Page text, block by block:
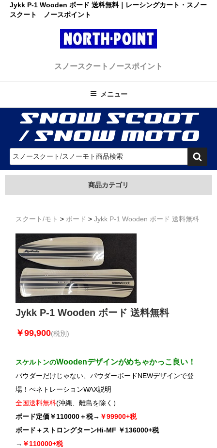
Jykk P-1 Wooden ボード 送料無料｜レーシングカート・スノー
スクート ノースポイント
ト ノースポイント
スノースクート ノースポイント
メニュー
索
商品カテゴリ
スクート/モト > ボード > Jykk P-1 Wooden ボード 送料無料
Jykk P-1 Wooden ボード 送料無料
￥99,900(税別)
スケルトンのWoodenデザインがめちゃかっこ良い！
パウダーだけじゃない、パウダーボードNEWデザインで登
場！ ぺネトレーションWAX説明
全国送料無料(沖縄、離島を除く）
ボード定価￥110000＋税→ ￥99900+税
ボード＋ストロングターンHi-MF ￥136000+税
→ ￥110000+税